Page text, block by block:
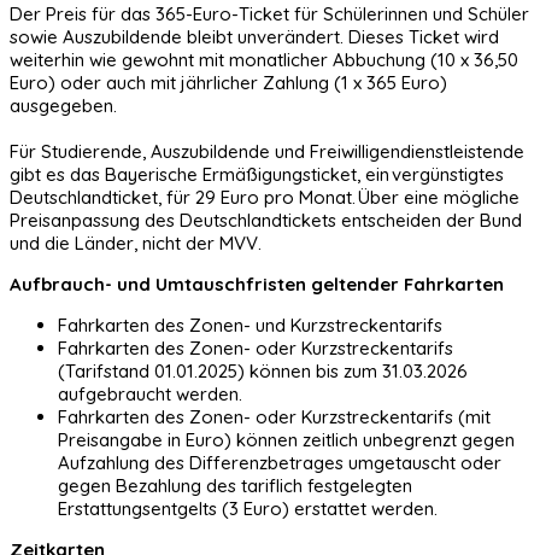
Der Preis für das 365-Euro-Ticket für Schülerinnen und Schüler
sowie Auszubildende bleibt unverändert. Dieses Ticket wird
weiterhin wie gewohnt mit monatlicher Abbuchung (10 x 36,50
Euro) oder auch mit jährlicher Zahlung (1 x 365 Euro)
ausgegeben.
Für Studierende, Auszubildende und Freiwilligendienstleistende
gibt es das Bayerische Ermäßigungsticket, ein vergünstigtes
Deutschlandticket, für 29 Euro pro Monat. Über eine mögliche
Preisanpassung des Deutschlandtickets entscheiden der Bund
und die Länder, nicht der MVV.
Aufbrauch- und Umtauschfristen geltender Fahrkarten
Fahrkarten des Zonen- und Kurzstreckentarifs
Fahrkarten des Zonen- oder Kurzstreckentarifs
(Tarifstand 01.01.2025) können bis zum 31.03.2026
aufgebraucht werden.
Fahrkarten des Zonen- oder Kurzstreckentarifs (mit
Preisangabe in Euro) können zeitlich unbegrenzt gegen
Aufzahlung des Differenzbetrages umgetauscht oder
gegen Bezahlung des tariflich festgelegten
Erstattungsentgelts (3 Euro) erstattet werden.
Zeitkarten